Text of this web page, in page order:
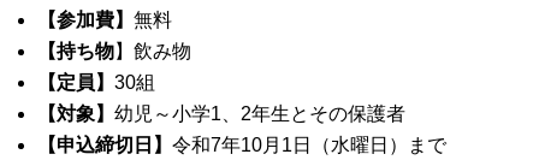
【参加費】 無料
【持ち物】飲み物
【定員】 30組
【対象】 幼児～小学1、2年生とその保護者
【申込締切日】 令和7年10月1日（水曜日）まで